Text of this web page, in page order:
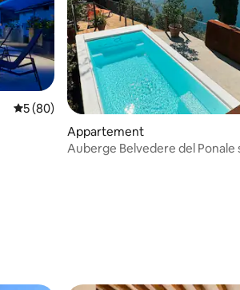
: 4,96 sur 5
Évaluation moyenne sur la base de 80
5 (80)
Appartement
Auberge Belvedere del Ponale